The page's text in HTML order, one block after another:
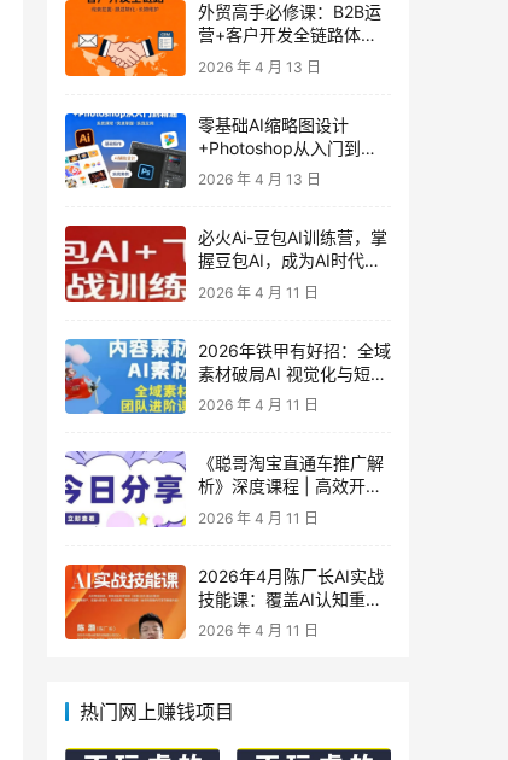
外贸高手必修课：B2B运
营+客户开发全链路体系
课 | 从0到1成为外贸精英
2026 年 4 月 13 日
零基础AI缩略图设计
+Photoshop从入门到精
通 全套教程（含形象照拍
2026 年 4 月 13 日
必火Ai-豆包AI训练营，掌
握豆包AI，成为AI时代的
全能型人才
2026 年 4 月 11 日
2026年铁甲有好招：全域
素材破局AI 视觉化与短剧
营销实战指南——高效增
策略
2026 年 4 月 11 日
《聪哥淘宝直通车推广解
析》深度课程 | 高效开
车、极速投产系统实操课
2026 年 4 月 11 日
2026年4月陈厂长AI实战
技能课：覆盖AI认知重
构、智能体与大模型解
2026 年 4 月 11 日
热门网上赚钱项目